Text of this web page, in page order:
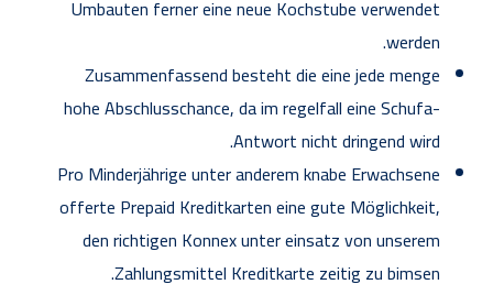
Umbauten ferner eine neue Kochstube verwendet
werden.
Zusammenfassend besteht die eine jede menge
hohe Abschlusschance, da im regelfall eine Schufa-
Antwort nicht dringend wird.
Pro Minderjährige unter anderem knabe Erwachsene
offerte Prepaid Kreditkarten eine gute Möglichkeit,
den richtigen Konnex unter einsatz von unserem
Zahlungsmittel Kreditkarte zeitig zu bimsen.